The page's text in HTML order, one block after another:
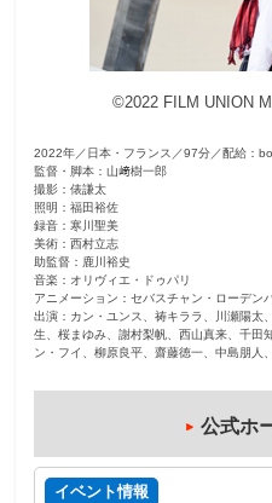
こ
の
街
で
©2022 FILM UNION
2022年／日本・フランス／97分／配給：
監督・脚本：山﨑樹一郎
撮影：俵謙太
照明：福田裕佐
録音：寒川聖美
美術：西村立志
助監督：鹿川裕史
音楽：オリヴィエ・ドゥパリ
アニメーション：セバスチャン・ローデン
出演：カン・ユンス、祷キララ、川瀬陽太
生、桜まゆみ、謝村梨帆、西山真来、千田
ン・フイ、柳原良平、齋藤徳一、中島朋人
公式ホ
イベント情報